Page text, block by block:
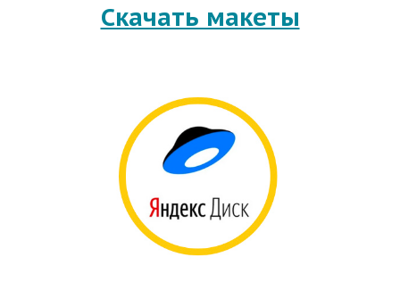
Скачать макеты